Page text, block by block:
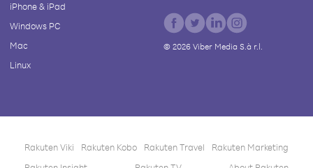
iPhone & iPad
Windows PC
Mac
Linux
© 2026Viber Media S.à r.l.
Rakuten Viki Rakuten Kobo Rakuten Travel
Rakuten Marketing